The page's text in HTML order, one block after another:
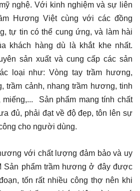
nghệ. Với kinh nghiệm và sự liên
Hương Việt cùng với các đồng
tự tin có thể cung ứng, và làm hài
khách hàng dù là khắt khe nhất.
sản xuất và cung cấp các sản
loại như: Vòng tay trầm hương,
trầm cảnh, nhang trầm hương, tinh
miếng,... Sản phẩm mang tính chất
đủ, phải đạt về độ đẹp, tôn lên sự
cho người dùng.
với chất lượng đảm bảo và uy
Sản phẩm trầm hương ở đây được
tốn rất nhiều công thợ nên khi